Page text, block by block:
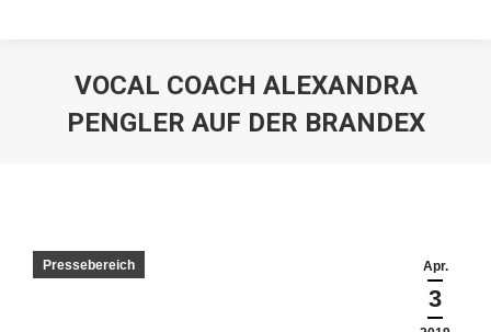
VOCAL COACH ALEXANDRA
PENGLER AUF DER BRANDEX
Apr.
3
Pressebereich